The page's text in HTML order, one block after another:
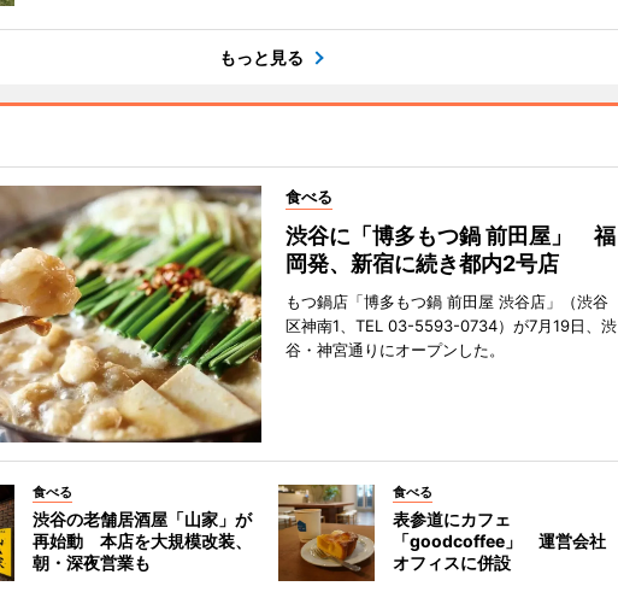
もっと見る
食べる
渋谷に「博多もつ鍋 前田屋」 福
岡発、新宿に続き都内2号店
もつ鍋店「博多もつ鍋 前田屋 渋谷店」（渋谷
区神南1、TEL 03-5593-0734）が7月19日、渋
谷・神宮通りにオープンした。
食べる
渋谷の老舗居酒屋「山家」が
再始動 本店を大規模改装、
朝・深夜営業も
食べる
表参道にカフェ
「goodcoffee」 運営会社
オフィスに併設